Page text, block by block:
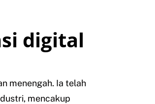
digital
menengah. Ia telah
mencakup